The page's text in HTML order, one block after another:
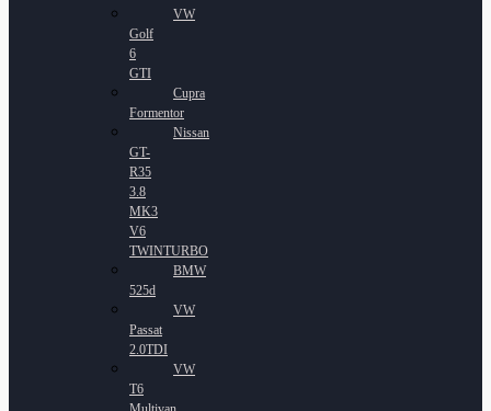
VW
Golf
6
GTI
Cupra
Formentor
Nissan
GT-
R35
3.8
MK3
V6
TWINTURBO
BMW
525d
VW
Passat
2.0TDI
VW
T6